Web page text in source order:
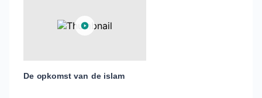
De opkomst van de islam